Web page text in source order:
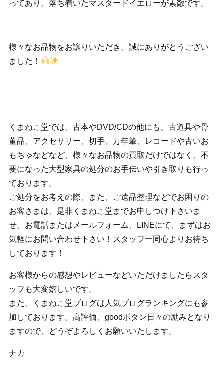
ってあり、落ち着いたマスタードイエローが素敵です。
様々なお品物をお譲りいただき、誠にありがとうござい
ました！
くまねこ堂では、古本やDVD/CDの他にも、古道具や骨
董品、アクセサリー、切手、万年筆、レコードや古いお
もちゃなどなど、様々なお品物の買取だけではなく、不
要になった大型家具の処分のお手伝いや引き取りも行っ
ております。
ご処分をお考えの際、また、ご遺品整理などでお困りの
お客さまは、是非くまねこ堂までお申しつけ下さいま
せ。お電話またはメールフォーム、LINEにて、まずはお
気軽にお問い合わせ下さい！スタッフ一同心よりお待ち
しております！
お客様からの感想やレビューなどいただけましたらスタ
ッフも大変嬉しいです。
また、くまねこ堂ブログは人気ブログランキングにも参
加しております。高評価、goodボタン日々の励みとなり
ますので、どうぞよろしくお願いいたします。
ナカ